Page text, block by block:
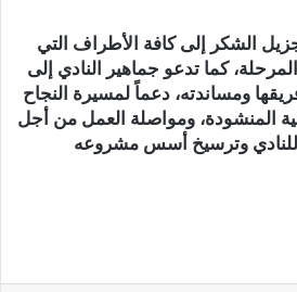
الشكر إلى كافة الأطراف التي
كما تدعو جماهير النادي إلى
ومساندته، دعماً لمسيرة النجاح
المنشودة، ومواصلة العمل من أجل
للنادي وترسيخ أسس مشروعه